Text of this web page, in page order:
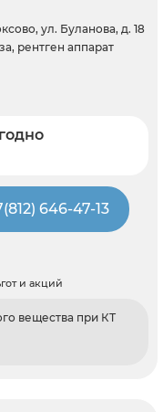
ул. Буланова, д. 18
рентген аппарат
646-47-13
и акций
вещества при КТ